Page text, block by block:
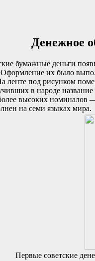
Денежное
бумажные деньги
их было
ленте под рисунком
в народе название
высоких номиналов
на семи языках мира.
Первые советские